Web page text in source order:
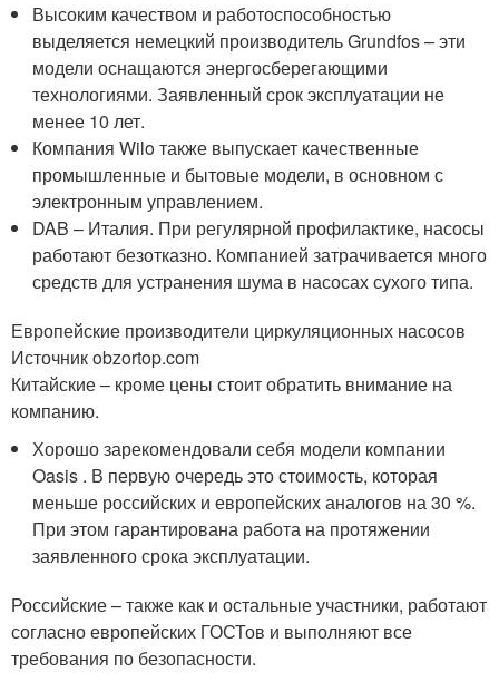
Высоким качеством и работоспособностью
выделяется немецкий производитель Grundfos – эти
модели оснащаются энергосберегающими
технологиями. Заявленный срок эксплуатации не
менее 10 лет.
Компания Wilo также выпускает качественные
промышленные и бытовые модели, в основном с
электронным управлением.
DAB – Италия. При регулярной профилактике, насосы
работают безотказно. Компанией затрачивается много
средств для устранения шума в насосах сухого типа.
Европейские производители циркуляционных насосов
Источник obzortop.com
Китайские – кроме цены стоит обратить внимание на
компанию.
Хорошо зарекомендовали себя модели компании
Oasis . В первую очередь это стоимость, которая
меньше российских и европейских аналогов на 30 %.
При этом гарантирована работа на протяжении
заявленного срока эксплуатации.
Российские – также как и остальные участники, работают
согласно европейских ГОСТов и выполняют все
требования по безопасности.